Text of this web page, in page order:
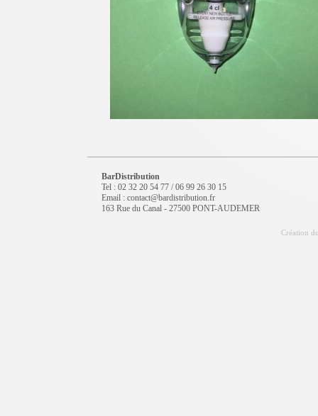
BarDistribution
Tel : 02 32 20 54 77 / 06 99 26 30 15
Email : contact@bardistribution.fr
163 Rue du Canal - 27500 PONT-AUDEMER
Création